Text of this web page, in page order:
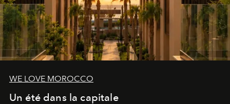
WE LOVE MOROCCO
Un été dans la capitale